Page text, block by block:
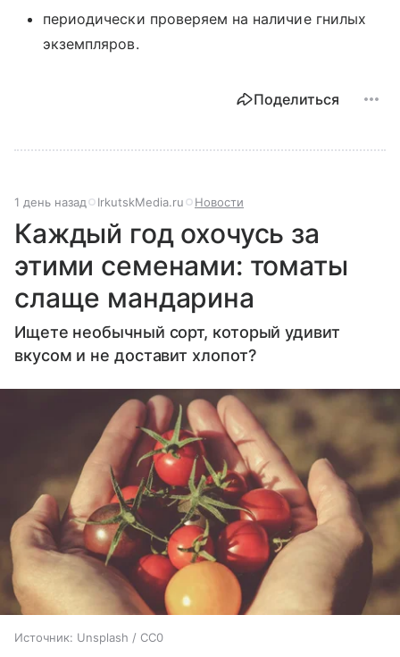
периодически проверяем на наличие гнилых
экземпляров.
Поделиться
1 день назад IrkutskMedia.ru Новости
Каждый год охочусь за
этими семенами: томаты
слаще мандарина
Ищете необычный сорт, который удивит
вкусом и не доставит хлопот?
Источник: Unsplash / CC0